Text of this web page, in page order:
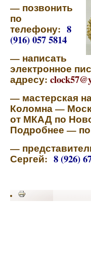
— позвонить
по
телефону: 8
(916) 057 5814
— написать
электронное
адресу:
— мастерская
Коломна —
от МКАД по
Подробнее —
—
Сергей: 8 (926)